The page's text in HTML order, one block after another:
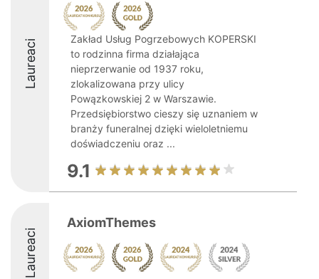
Laureaci
Zakład Usług Pogrzebowych KOPERSKI
to rodzinna firma działająca
nieprzerwanie od 1937 roku,
zlokalizowana przy ulicy
Powązkowskiej 2 w Warszawie.
Przedsiębiorstwo cieszy się uznaniem w
branży funeralnej dzięki wieloletniemu
doświadczeniu oraz ...
9.1
Laureaci
AxiomThemes